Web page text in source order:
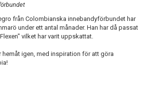
från Colombianska innebandyförbundet har
under ett antal månader. Han har då passat
vilket har varit uppskattat.
hemåt igen, med inspiration för att göra